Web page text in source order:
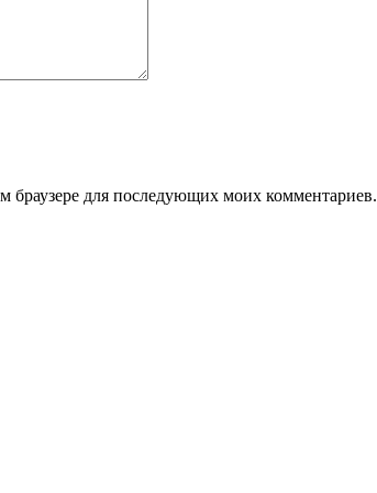
браузере для последующих моих комментариев.